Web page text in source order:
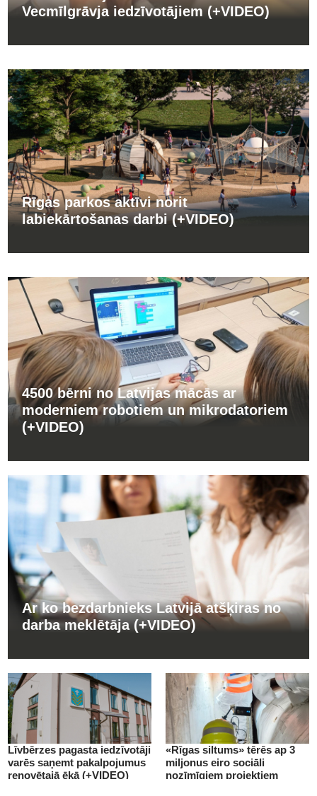
Vecmīlgrāvja iedzīvotājiem (+VIDEO)
Rīgas parkos aktīvi norit
labiekārtošanas darbi (+VIDEO)
4500 bērni no Latvijas mācās ar
moderniem robotiem un mikrodatoriem
(+VIDEO)
Ar ko bezdarbnieks Latvijā atšķiras no
darba meklētāja (+VIDEO)
Līvbērzes pagasta iedzīvotāji
varēs saņemt pakalpojumus
renovētajā ēkā (+VIDEO)
«Rīgas siltums» tērēs ap 3
miljonus eiro sociāli
nozīmīgiem projektiem